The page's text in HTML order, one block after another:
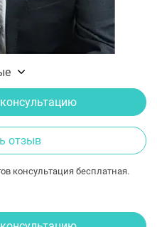
отзыв
консультация бесплатная.